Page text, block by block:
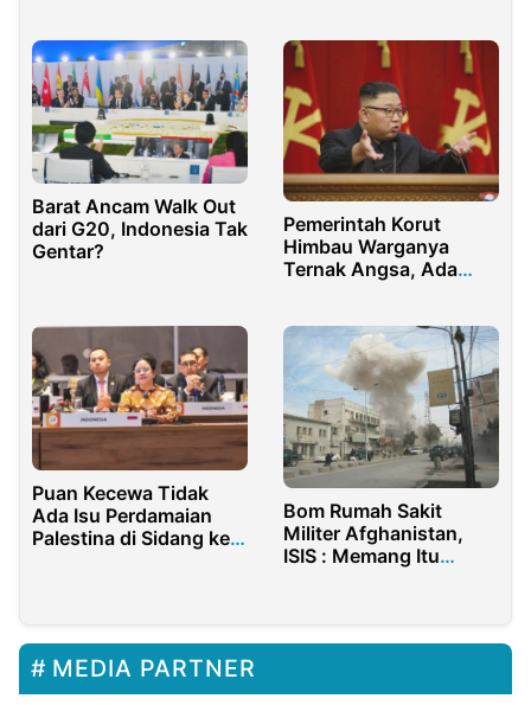
Barat Ancam Walk Out
dari G20, Indonesia Tak
Gentar?
Pemerintah Korut
Himbau Warganya
Ternak Angsa, Ada
Puan Kecewa Tidak
Ada Isu Perdamaian
Palestina di Sidang ke-
Bom Rumah Sakit
Militer Afghanistan,
ISIS : Memang Itu
MEDIA PARTNER